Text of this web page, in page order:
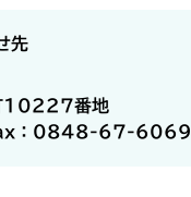
先
10227番地
：0848-67-6069